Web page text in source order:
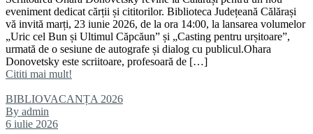
eveniment dedicat cărții și cititorilor. Biblioteca Județeană Călărași
vă invită marți, 23 iunie 2026, de la ora 14:00, la lansarea volumelor
„Uric cel Bun și Ultimul Căpcăun” și „Casting pentru urșitoare”,
urmată de o sesiune de autografe și dialog cu publicul.Ohara
Donovetsky este scriitoare, profesoară de […]
Cititi mai mult!
BIBLIOVACANȚA 2026
By admin
6 iulie 2026